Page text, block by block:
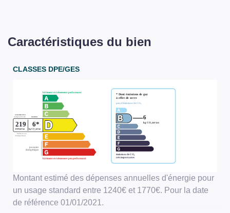
Caractéristiques du bien
CLASSES DPE/GES
Montant estimé des dépenses annuelles d'énergie pour
un usage standard entre 1240€ et 1770€. Pour la date
de référence 01/01/2021.